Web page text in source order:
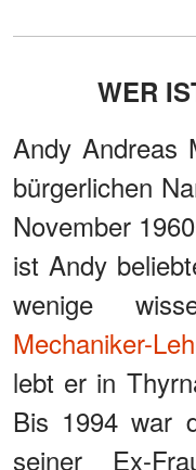
WER
Andy Andreas
bürgerlichen
November
ist Andy
wenige
Mechaniker-
lebt er in
Bis 1994 war
seiner Ex-